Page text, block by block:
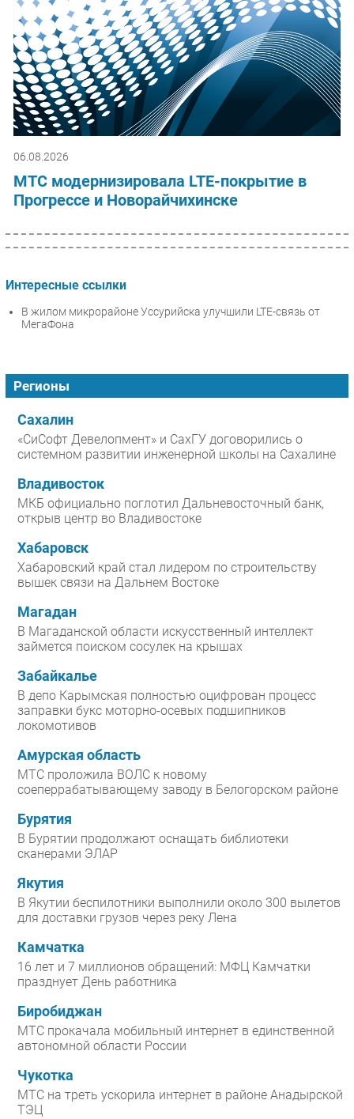
06.08.2026
МТС модернизировала LTE-покрытие в
Прогрессе и Новорайчихинске
Интересные ссылки
В жилом микрорайоне Уссурийска улучшили LTE-связь от
МегаФона
Регионы
Сахалин
«СиСофт Девелопмент» и СахГУ договорились о
системном развитии инженерной школы на Сахалине
Владивосток
МКБ официально поглотил Дальневосточный банк,
открыв центр во Владивостоке
Хабаровск
Хабаровский край стал лидером по строительству
вышек связи на Дальнем Востоке
Магадан
В Магаданской области искусственный интеллект
займется поиском сосулек на крышах
Забайкалье
В депо Карымская полностью оцифрован процесс
заправки букс моторно-осевых подшипников
локомотивов
Амурская область
МТС проложила ВОЛС к новому
соеперрабатывающему заводу в Белогорском районе
Бурятия
В Бурятии продолжают оснащать библиотеки
сканерами ЭЛАР
Якутия
В Якутии беспилотники выполнили около 300 вылетов
для доставки грузов через реку Лена
Камчатка
16 лет и 7 миллионов обращений: МФЦ Камчатки
празднует День работника
Биробиджан
МТС прокачала мобильный интернет в единственной
автономной области России
Чукотка
МТС на треть ускорила интернет в районе Анадырской
ТЭЦ